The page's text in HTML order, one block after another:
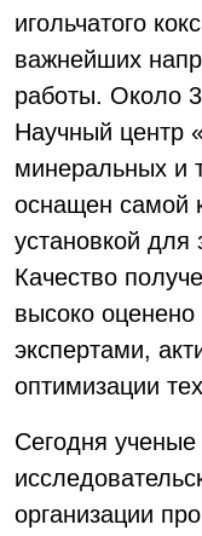
игольчатого
важнейших
работы. Около
Научный центр
минеральных и
оснащен самой
установкой для
Качество
высоко
экспертами,
оптимизации
Сегодня
организации